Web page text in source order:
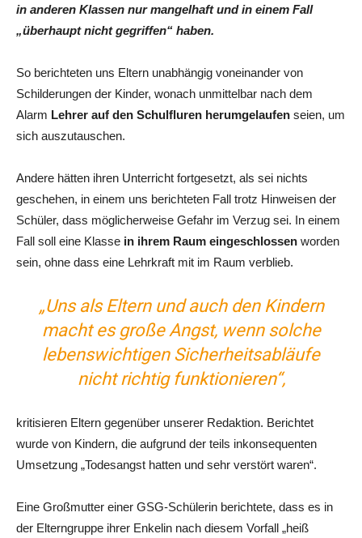
in anderen Klassen nur mangelhaft und in einem Fall
„überhaupt nicht gegriffen“ haben.
So berichteten uns Eltern unabhängig voneinander von
Schilderungen der Kinder, wonach unmittelbar nach dem
Alarm Lehrer auf den Schulfluren herumgelaufen seien, um
sich auszutauschen.
Andere hätten ihren Unterricht fortgesetzt, als sei nichts
geschehen, in einem uns berichteten Fall trotz Hinweisen der
Schüler, dass möglicherweise Gefahr im Verzug sei. In einem
Fall soll eine Klasse in ihrem Raum eingeschlossen worden
sein, ohne dass eine Lehrkraft mit im Raum verblieb.
„Uns als Eltern und auch den Kindern
macht es große Angst, wenn solche
lebenswichtigen Sicherheitsabläufe
nicht richtig funktionieren“,
kritisieren Eltern gegenüber unserer Redaktion. Berichtet
wurde von Kindern, die aufgrund der teils inkonsequenten
Umsetzung „Todesangst hatten und sehr verstört waren“.
Eine Großmutter einer GSG-Schülerin berichtete, dass es in
der Elterngruppe ihrer Enkelin nach diesem Vorfall „heiß